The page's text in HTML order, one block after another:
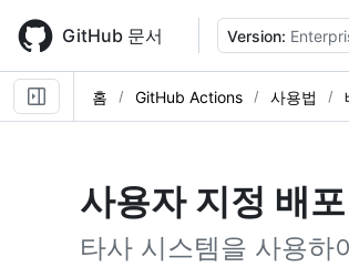
main
content
GitHub 문서 Version:
홈 GitHub Actions 사용법
사용자 지정 배
타사 시스템을 사용하